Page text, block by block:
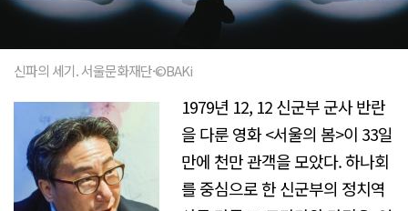
신파의 세기. 서울문화재단·©BAKi
1979년 12, 12 신군부 군사 반란
을 다룬 영화 <서울의 봄>이 33일
만에 천만 관객을 모았다. 하나회
를 중심으로 한 신군부의 정치역